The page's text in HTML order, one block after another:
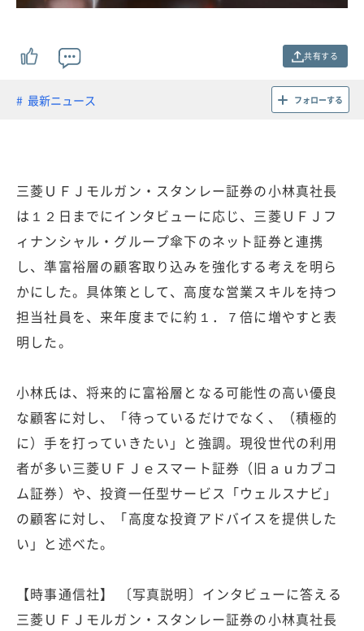
共有する
最新ニュース フォローする
三菱ＵＦＪモルガン・スタンレー証券の小林真社長
は１２日までにインタビューに応じ、三菱ＵＦＪフ
ィナンシャル・グループ傘下のネット証券と連携
し、準富裕層の顧客取り込みを強化する考えを明ら
かにした。具体策として、高度な営業スキルを持つ
担当社員を、来年度までに約１．７倍に増やすと表
明した。
小林氏は、将来的に富裕層となる可能性の高い優良
な顧客に対し、「待っているだけでなく、（積極的
に）手を打っていきたい」と強調。現役世代の利用
者が多い三菱ＵＦＪｅスマート証券（旧ａｕカブコ
ム証券）や、投資一任型サービス「ウェルスナビ」
の顧客に対し、「高度な投資アドバイスを提供した
い」と述べた。
【時事通信社】 〔写真説明〕インタビューに答える
三菱ＵＦＪモルガン・スタンレー証券の小林真社長